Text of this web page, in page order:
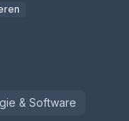
& Software